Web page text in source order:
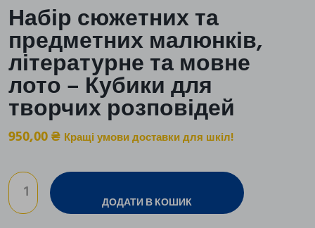
Набір сюжетних та
предметних малюнків,
літературне та мовне
лото – Кубики для
творчих розповідей
950,00₴ Кращі умови доставки для шкіл!
ДОДАТИ В КОШИК